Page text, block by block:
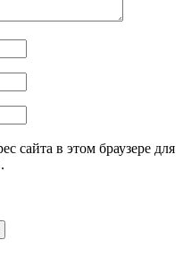
сайта в этом браузере для